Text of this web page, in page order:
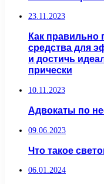
23.11.2023
Как правильно
средства для
и достичь
прически
10.11.2023
Адвокаты по
09.06.2023
Что такое
06.01.2024